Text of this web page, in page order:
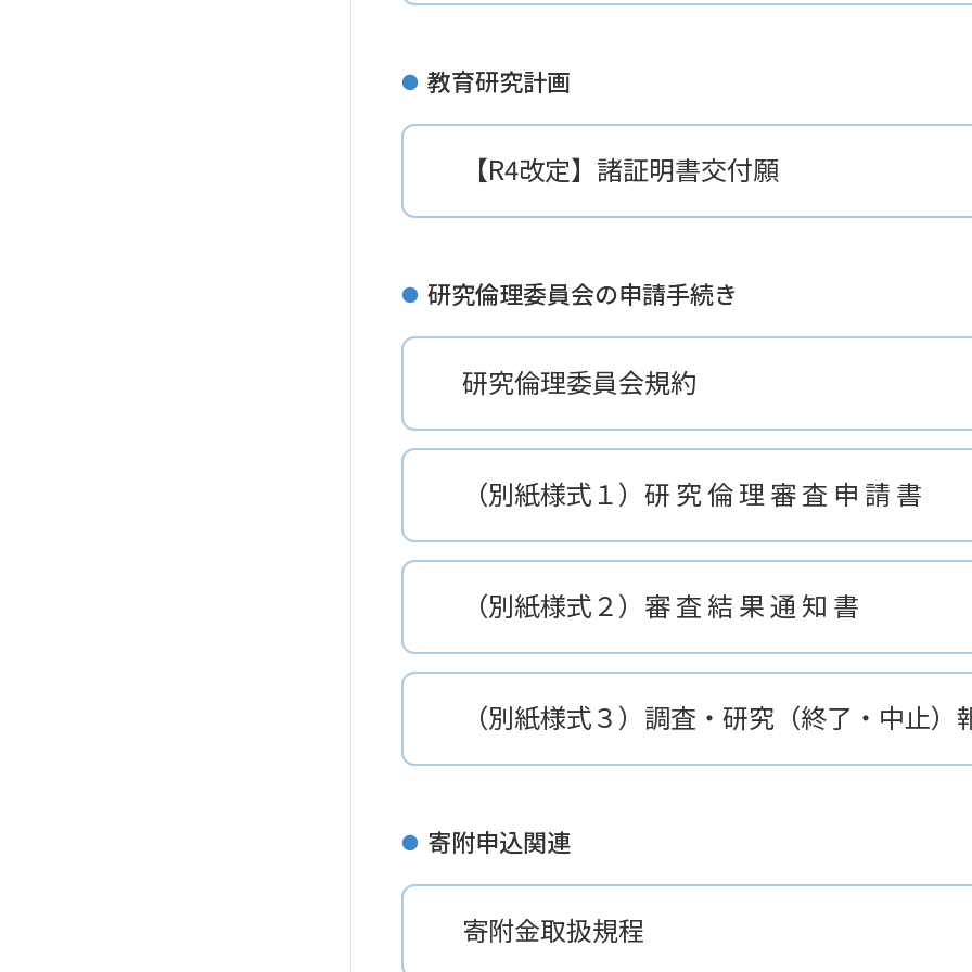
● 教育研究計画
【R4改定】諸証明書交付願
● 研究倫理委員会の申請手続き
研究倫理委員会規約
（別紙様式１）研 究 倫 理 審 査 申 請 書
（別紙様式２）審 査 結 果 通 知 書
（別紙様式３）調査・研究（終了・中止）
● 寄附申込関連
寄附金取扱規程